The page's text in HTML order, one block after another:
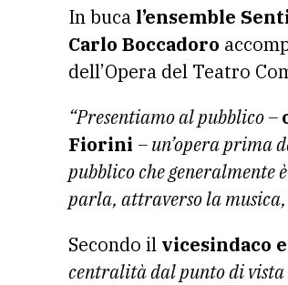
In buca l’ensemble
Carlo Boccadoro
dell’Opera del Teatro
“Presentiamo al pubblico –
Fiorini – un’opera prima
pubblico che generalmente
parla, attraverso la musica,
Secondo il vicesindaco
centralità dal punto di vista